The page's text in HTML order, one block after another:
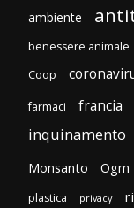
ambiente
benessere animale
Coop
farmaci francia
inquinamento
Monsanto Ogm
plastica privacy